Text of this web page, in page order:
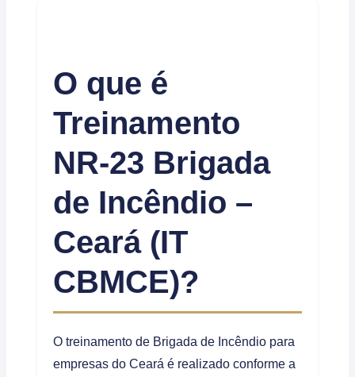
O que é
Treinamento
NR-23 Brigada
de Incêndio –
Ceará (IT
CBMCE)?
O treinamento de Brigada de Incêndio para
empresas do Ceará é realizado conforme a